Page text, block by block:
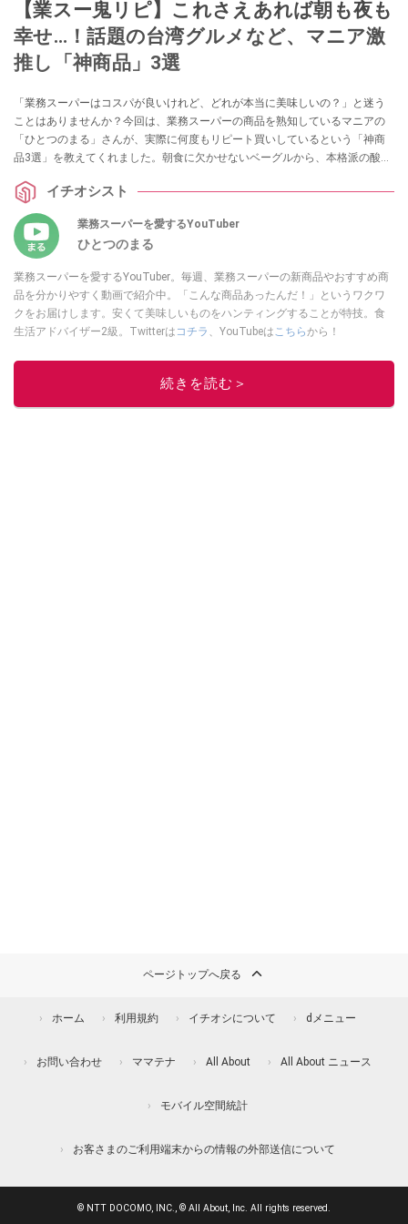
【業スー鬼リピ】これさえあれば朝も夜も
幸せ…！話題の台湾グルメなど、マニア激
推し「神商品」3選
「業務スーパーはコスパが良いけれど、どれが本当に美味しいの？」と迷う
ことはありませんか？今回は、業務スーパーの商品を熟知しているマニアの
「ひとつのまる」さんが、実際に何度もリピート買いしているという「神商
品3選」を教えてくれました。朝食に欠かせないベーグルから、本格派の酸っ
紹介します。イチオシスト
業務スーパーを愛するYouTuber
ひとつのまる
業務スーパーを愛するYouTuber。毎週、業務スーパーの新商品やおすすめ商
品を分かりやすく動画で紹介中。「こんな商品あったんだ！」というワクワ
クをお届けします。安くて美味しいものをハンティングすることが特技。食
生活アドバイザー2級。Twitterは コチラ 、YouTubeは こちらから！
このイチオシストの他の記事を読む
続きを読む＞
ページトップへ戻る
ホーム 利用規約 イチオシについて dメニュー
お問い合わせ ママテナ All About All About ニュース
モバイル空間統計
お客さまのご利用端末からの情報の外部送信について
© NTT DOCOMO, INC., © All About, Inc. All rights reserved.